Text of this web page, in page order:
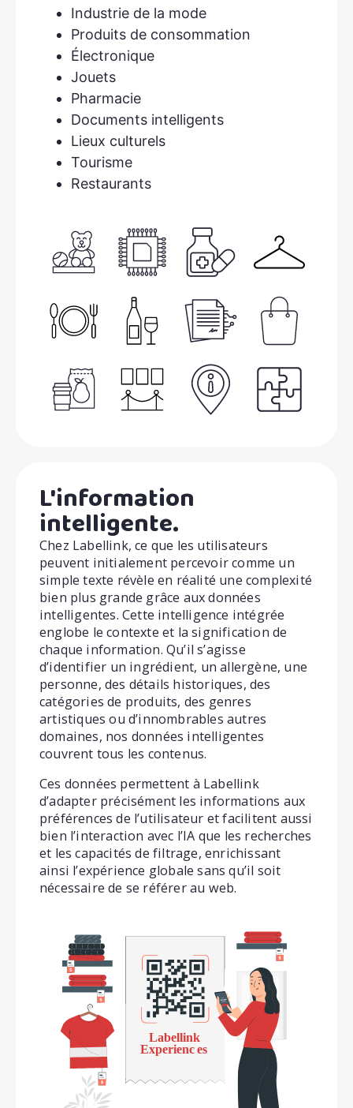
Industrie de la mode
Produits de consommation
Électronique
Jouets
Pharmacie
Documents intelligents
Lieux culturels
Tourisme
Restaurants
L'information
intelligente.
Chez Labellink, ce que les utilisateurs
peuvent initialement percevoir comme un
simple texte révèle en réalité une complexité
bien plus grande grâce aux données
intelligentes. Cette intelligence intégrée
englobe le contexte et la signification de
chaque information. Qu’il s’agisse
d’identifier un ingrédient, un allergène, une
personne, des détails historiques, des
catégories de produits, des genres
artistiques ou d’innombrables autres
domaines, nos données intelligentes
couvrent tous les contenus.
Ces données permettent à Labellink
d’adapter précisément les informations aux
préférences de l’utilisateur et facilitent aussi
bien l’interaction avec l’IA que les recherches
et les capacités de filtrage, enrichissant
ainsi l’expérience globale sans qu’il soit
nécessaire de se référer au web.